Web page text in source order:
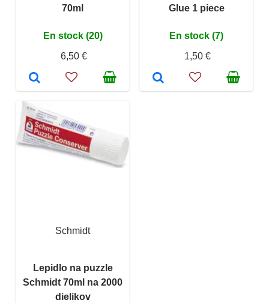
70ml
En stock (20)
6,50 €
Glue 1 piece
En stock (7)
1,50 €
Schmidt
Lepidlo na puzzle
Schmidt 70ml na 2000
dielikov